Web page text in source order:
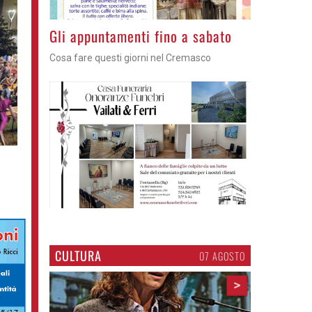
Gli appuntamenti fino a sabato
Cosa fare questi giorni nel Cremasco
CULTURA 07 AGOSTO
>